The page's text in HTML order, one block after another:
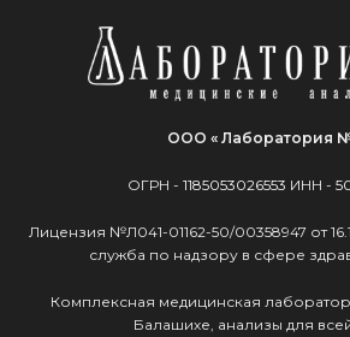
ООО « Лаборатория
ОГРН - 1185053026553 ИНН -
Лицензия №Л041-01162-50/00358947 от
служба по надзору в сфере
Комплексная медицинская
Балашихе, анализы для